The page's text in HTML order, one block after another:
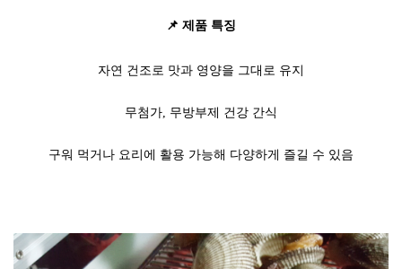
📌 제품 특징
자연 건조로 맛과 영양을 그대로 유지
무첨가, 무방부제 건강 간식
구워 먹거나 요리에 활용 가능해 다양하게 즐길 수 있음